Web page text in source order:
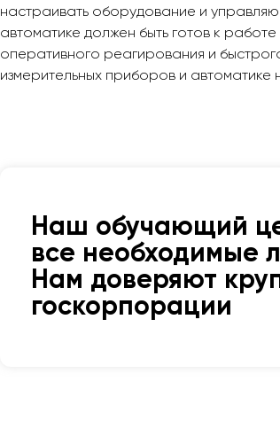
настраивать оборудование и
автоматике должен быть готов к
оперативного реагирования и
измерительных приборов и
Наш обучающий
все необходимые
Нам доверяют
госкорпорации